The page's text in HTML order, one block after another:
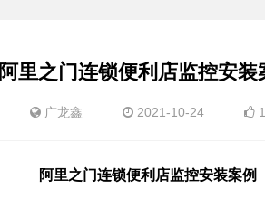
阿里之门连锁便利店监控安装
广龙鑫 2021-10-24
阿里之门连锁便利店监控安装案例